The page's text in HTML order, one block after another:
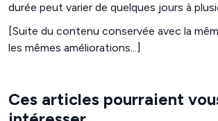
durée peut varier de quelques jours à
[Suite du contenu conservée avec la
les mêmes améliorations...]
Ces articles pourraient